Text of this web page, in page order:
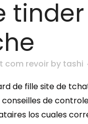
com revoir by tashi
de fille site de
de
los cuales